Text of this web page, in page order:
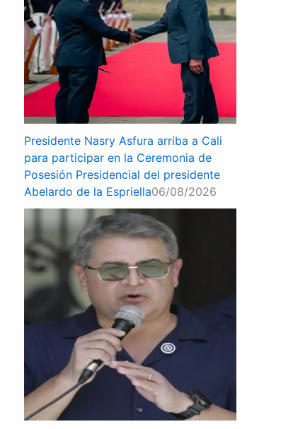
Presidente Nasry Asfura arriba a Cali
para participar en la Ceremonia de
Posesión Presidencial del presidente
Abelardo de la Espriella06/08/2026